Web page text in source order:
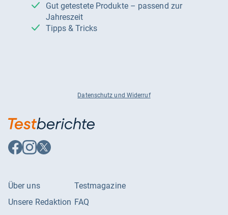
Gut getestete Produkte – passend zur
Jahreszeit
Tipps & Tricks
Datenschutz und Widerruf
Auf
Facebook
Auf
Instagram
Auf
X
Über uns
Unsere Redaktion
Testmagazine
FAQ